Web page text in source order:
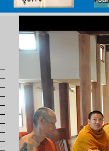
บนเส้นทางธุรกิจ บั